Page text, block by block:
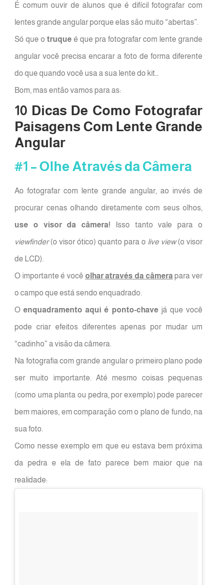
É comum ouvir de alunos que é difícil fotografar com
lentes grande angular porque elas são muito “abertas”.
Só que o truque é que pra fotografar com lente grande
angular você precisa encarar a foto de forma diferente
do que quando você usa a sua lente do kit…
Bom, mas então vamos para as:
10 Dicas De Como Fotografar
Paisagens Com Lente Grande
Angular
#1 – Olhe Através da Câmera
Ao fotografar com lente grande angular, ao invés de
procurar cenas olhando diretamente com seus olhos,
use o visor da câmera! Isso tanto vale para o
viewfinder(o visor ótico) quanto para o live view(o visor
de LCD).
O importante é você olhar através da câmera para ver
o campo que está sendo enquadrado.
Oenquadramento aqui é ponto-chavejá que você
pode criar efeitos diferentes apenas por mudar um
“cadinho” a visão da câmera.
Na fotografia com grande angular o primeiro plano pode
ser muito importante. Até mesmo coisas pequenas
(como uma planta ou pedra, por exemplo) pode parecer
bem maiores, em comparação com o plano de fundo, na
sua foto.
Como nesse exemplo em que eu estava bem próxima
da pedra e ela de fato parece bem maior que na
realidade: